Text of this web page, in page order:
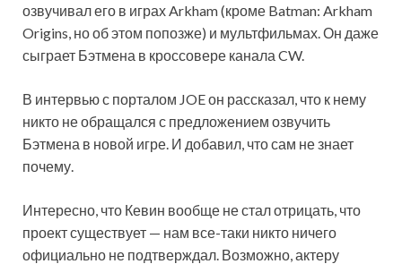
озвучивал его в играх Arkham (кроме Batman: Arkham
Origins, но об этом попозже) и мультфильмах. Он даже
сыграет Бэтмена в кроссовере канала CW.
В интервью с порталом JOE он рассказал, что к нему
никто не обращался с предложением озвучить
Бэтмена в новой игре. И добавил, что сам не знает
почему.
Интересно, что Кевин вообще не стал отрицать, что
проект существует — нам все-таки никто ничего
официально не подтверждал. Возможно, актеру